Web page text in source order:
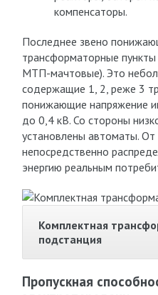
компенсаторы.
Последнее звено
трансформаторные
МТП-мачтовые). Это
содержащие 1, 2, реже 3
понижающие напряжение
до 0,4 кВ. Со стороны
установлены автоматы.
непосредственно
энергию реальным
Комплектная
подстанция
Пропускная